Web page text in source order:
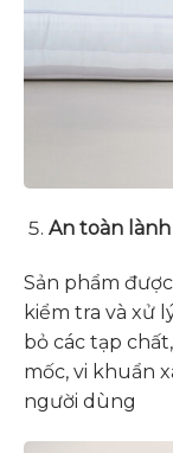
An toàn
Sản phẩm
kiểm tra và xử
bỏ các tạp
mốc, vi khuẩn
người dùng